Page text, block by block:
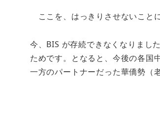
ここを、はっきりさせないこと
今、BIS が存続できなくなりまし
ためです。となると、今後の各
一方のパートナーだった華僑勢（